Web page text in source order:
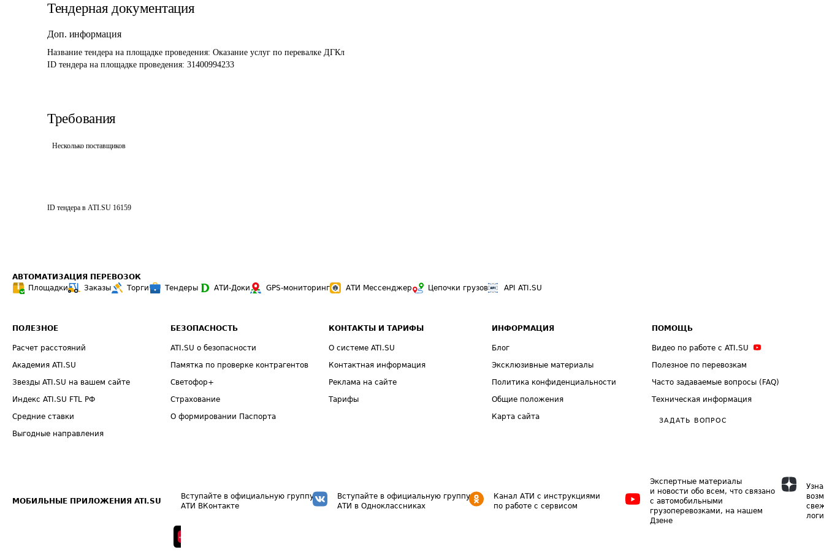
Тендерная документация
Доп. информация
Название тендера на площадке проведения: Оказание услуг по перевалке ДГКл
ID тендера на площадке проведения: 31400994233
Требования
Несколько поставщиков
ID тендера в ATI.SU 16159
АВТОМАТИЗАЦИЯ ПЕРЕВОЗОК
Площадки
Заказы Торги Тендеры АТИ-Доки GPS-мониторинг АТИ Мессенджер Цепочки грузов API ATI.SU
ПОЛЕЗНОЕ
Расчет расстояний
Академия ATI.SU
Звезды ATI.SU на вашем сайте
Индекс ATI.SU FTL РФ
Средние ставки
Выгодные направления
БЕЗОПАСНОСТЬ
ATI.SU о безопасности
Памятка по проверке контрагентов
Светофор+
Страхование
О формировании Паспорта
КОНТАКТЫ И ТАРИФЫ
О системе ATI.SU
Контактная информация
Реклама на сайте
Тарифы
ИНФОРМАЦИЯ
Блог
Эксклюзивные материалы
Политика конфиденциальности
Общие положения
Карта сайта
ПОМОЩЬ
Видео по работе с ATI.SU
Полезное по перевозкам
Часто задаваемые вопросы (FAQ)
Техническая информация
ЗАДАТЬ ВОПРОС
МОБИЛЬНЫЕ ПРИЛОЖЕНИЯ ATI.SU
Вступайте в официальную группу
АТИ ВКонтакте
Вступайте в официальную группу
АТИ в Одноклассниках
Канал АТИ с инструкциями
по работе с сервисом
Экспертные материалы
и новости обо всем, что связано
с автомобильными
грузоперевозками, на нашем
Дзене